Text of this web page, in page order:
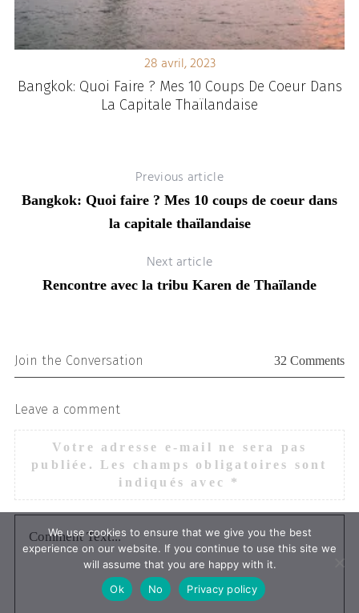
28 avril, 2023
Bangkok: Quoi Faire ? Mes 10 Coups De Coeur Dans
La Capitale Thaïlandaise
Previous article
Bangkok: Quoi faire ? Mes 10 coups de coeur dans
la capitale thaïlandaise
Next article
Rencontre avec la tribu Karen de Thaïlande
Join the Conversation 32 Comments
Leave a comment
Votre adresse e-mail ne sera pas
publiée.
Les champs obligatoires sont
indiqués avec *
We use cookies to ensure that we give you the best
experience on our website. If you continue to use this site we
will assume that you are happy with it.
Ok
No Privacy policy